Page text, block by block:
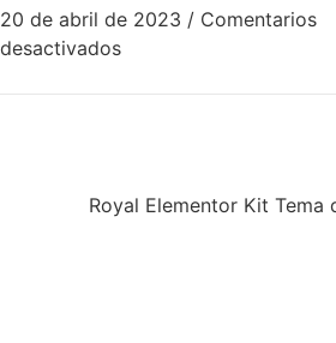
20 de abril de 2023 / Comentarios
desactivadosen camisetas de futbol
Royal Elementor Kit Tema